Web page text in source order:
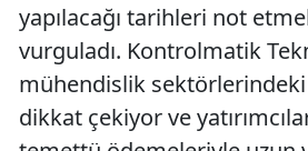
yapılacağı tarihleri not
vurguladı. Kontrolmatik
mühendislik
dikkat çekiyor ve